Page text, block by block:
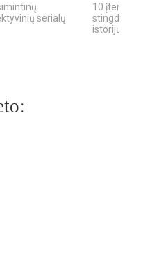
serialų
10 įtemptų,
stingdančių
istorijų